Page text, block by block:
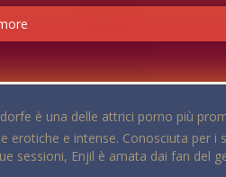
è una delle attrici porno più
erotiche e intense. Conosciuta per
sessioni, Enjil è amata dai fan del